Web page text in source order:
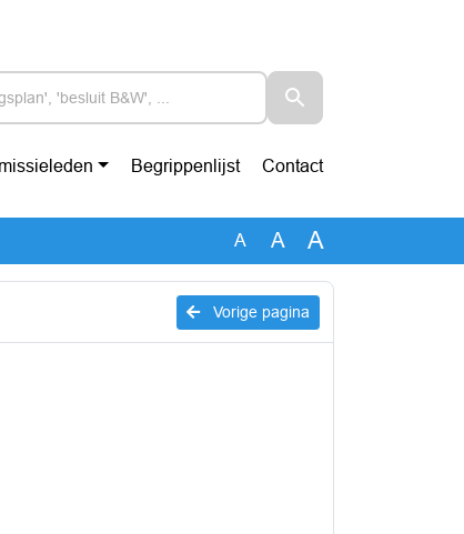
Begrippenlijst Contact
A A A
Vorige pagina